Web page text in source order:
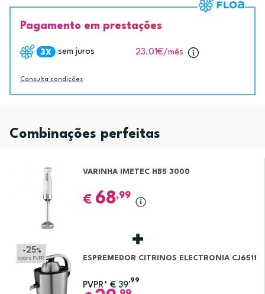
Pagamento em prestações
sem juros 23.01€/mês
Consulta condições
Combinações perfeitas
VARINHA IMETEC HB5 3000
€ 68,99
-25%
sobre PVPR ESPREMEDOR CITRINOS ELECTRONIA CJ6511
PVPR* € 39
,99